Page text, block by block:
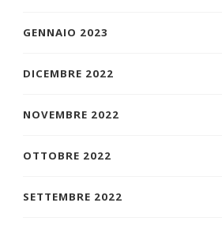
GENNAIO 2023
DICEMBRE 2022
NOVEMBRE 2022
OTTOBRE 2022
SETTEMBRE 2022